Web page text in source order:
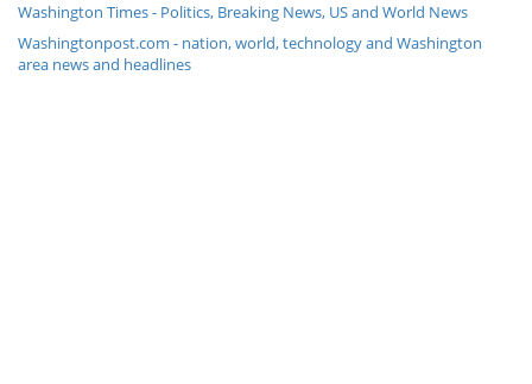
Washington Times - Politics, Breaking News, US and World News
Washingtonpost.com - nation, world, technology and Washington
area news and headlines